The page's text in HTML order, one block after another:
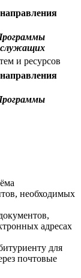
служащих
и ресурсов
необходимых
адресах
для
почтовые